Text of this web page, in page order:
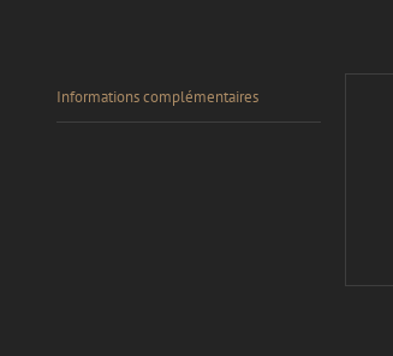
Informations complémentaires